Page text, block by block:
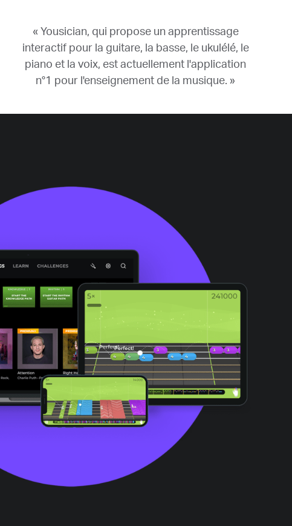
« Yousician, qui propose un apprentissage
interactif pour la guitare, la basse, le ukulélé, le
piano et la voix, est actuellement l'application
n°1 pour l'enseignement de la musique. »